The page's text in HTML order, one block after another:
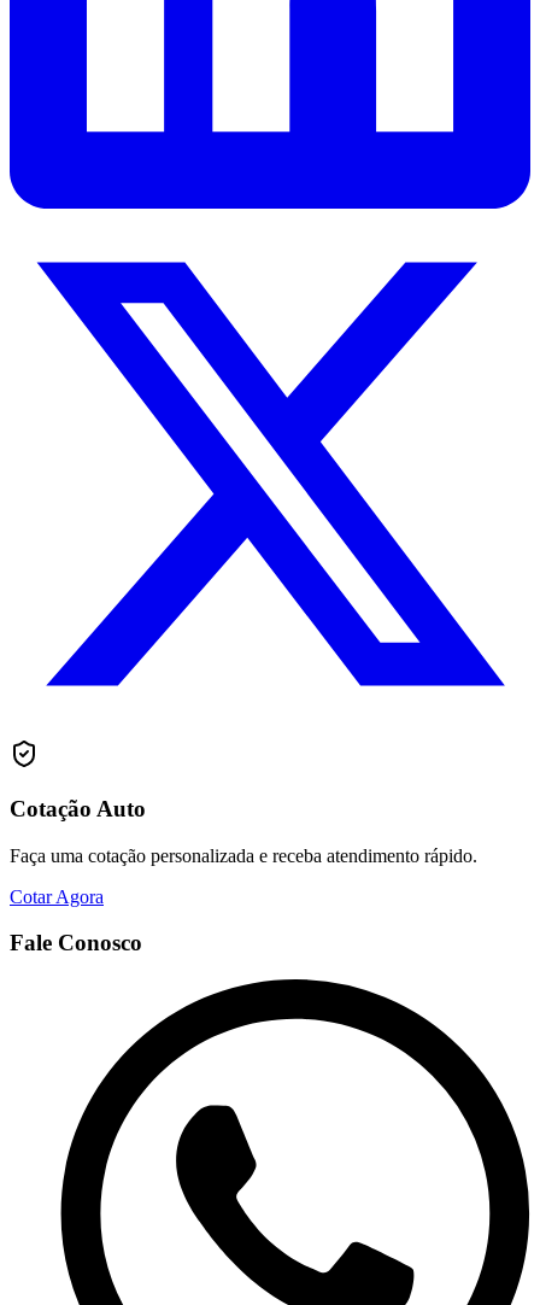
Cotação Auto
Faça uma cotação personalizada e receba atendimento rápido.
Cotar Agora
Fale Conosco